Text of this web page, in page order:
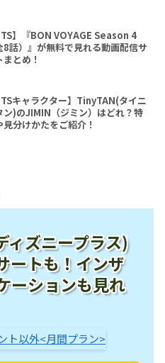
】『BON VOYAGE Season 4
8話）』が無料で見れる動画配信サ
まとめ！
キャラクター】TinyTAN(タイニ
ン)のJIMIN（ジミン）はどれ？特
見分けかたをご紹介！
ズニープラス)
ートも！インザ
ーションも見れ